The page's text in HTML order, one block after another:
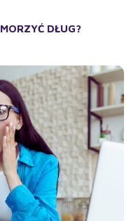
DŁUG?